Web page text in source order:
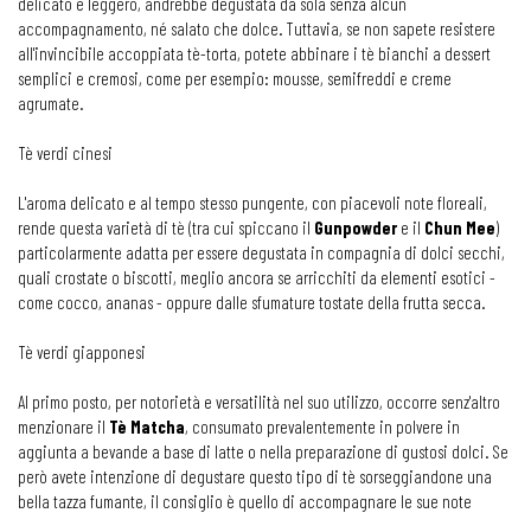
accompagnamento, né salato che dolce. Tuttavia, se non sapete resistere
all'invincibile accoppiata tè-torta, potete abbinare i tè bianchi a dessert
semplici e cremosi, come per esempio: mousse, semifreddi e creme
agrumate.
Tè verdi cinesi
L'aroma delicato e al tempo stesso pungente, con piacevoli note floreali,
rende questa varietà di tè (tra cui spiccano il Gunpowder e il Chun Mee)
particolarmente adatta per essere degustata in compagnia di dolci secchi,
quali crostate o biscotti, meglio ancora se arricchiti da elementi esotici -
come cocco, ananas - oppure dalle sfumature tostate della frutta secca.
Tè verdi giapponesi
Al primo posto, per notorietà e versatilità nel suo utilizzo, occorre senz'altro
menzionare il Tè Matcha, consumato prevalentemente in polvere in
aggiunta a bevande a base di latte o nella preparazione di gustosi dolci. Se
però avete intenzione di degustare questo tipo di tè sorseggiandone una
bella tazza fumante, il consiglio è quello di accompagnare le sue note